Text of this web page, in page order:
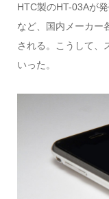
HTC製のHT-03Aが
など、国内メーカー
される。こうして、
いった。